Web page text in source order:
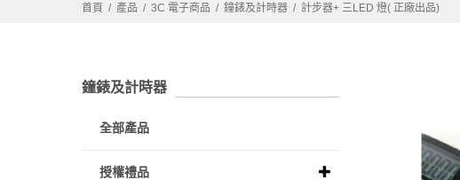
首頁 產品 3C 電子商品 鐘錶及計時器 計步器+ 三LED 燈( 正廠出品)
鐘錶及計時器
全部產品
授權禮品